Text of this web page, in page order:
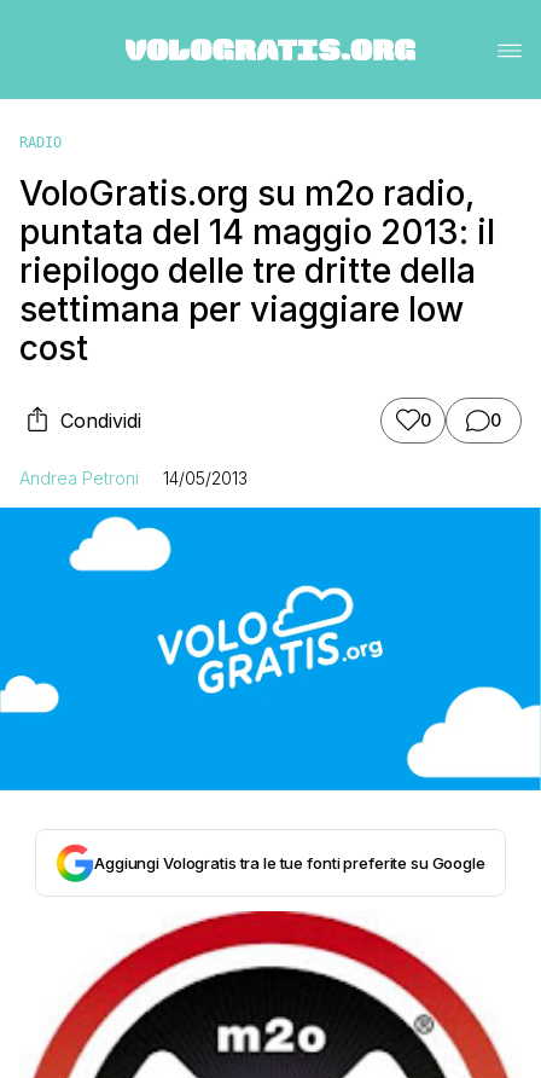
RADIO
VoloGratis.org su m2o radio,
puntata del 14 maggio 2013: il
riepilogo delle tre dritte della
settimana per viaggiare low
cost
Condividi 0 0
Andrea Petroni 14/05/2013
Aggiungi Vologratis tra le tue fonti preferite su Google